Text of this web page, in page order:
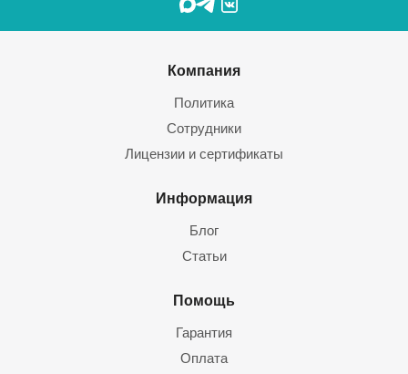
Компания
Политика
Сотрудники
Лицензии и сертификаты
Информация
Блог
Статьи
Помощь
Гарантия
Оплата